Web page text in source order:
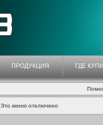
ПРОДУКЦИЯ ГДЕ
Это меню отключено